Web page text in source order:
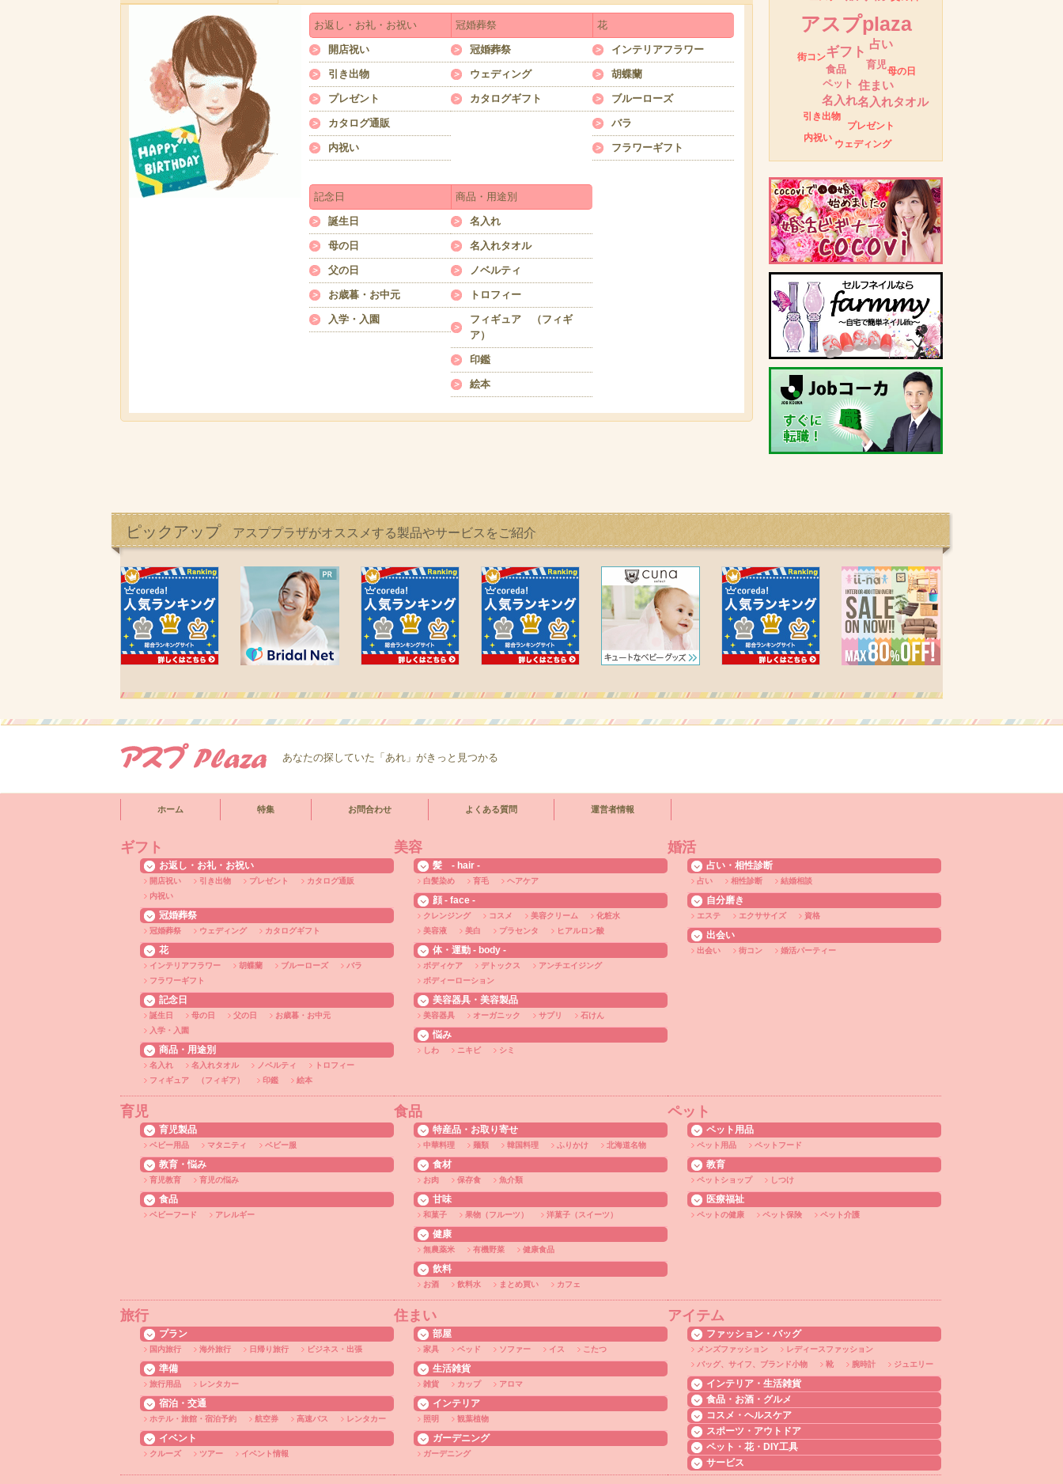
お返し・お礼・お祝い
開店祝い
引き出物
プレゼント
カタログ通販
内祝い
冠婚葬祭
冠婚葬祭
ウェディング
カタログギフト
花
インテリアフラワー
胡蝶蘭
ブルーローズ
バラ
フラワーギフト
記念日
誕生日
母の日
父の日
お歳暮・お中元
入学・入園
商品・用途別
名入れ
名入れタオル
ノベルティ
トロフィー
フィギュア （フィギ
ア）
印鑑
絵本
アスプplaza
ギフト
育児
食品
ペット 住まい
名入れ名入れタオル
占い
引き出物
プレゼント
内祝い
ウェディング
母の日
街コン
ピックアップ アスププラザがオススメする製品やサービスをご紹介
あなたの探していた「あれ」がきっと見つかる
ホーム 特集 お問合わせ よくある質問 運営者情報
ギフト
お返し・お礼・お祝い
開店祝い 引き出物 プレゼント
カタログ通販
内祝い
冠婚葬祭
冠婚葬祭 ウェディング カタログギフト
花
インテリアフラワー 胡蝶蘭 ブルーローズ
バラ
フラワーギフト
記念日
誕生日 母の日 父の日
お歳暮・お中元
入学・入園
商品・用途別
名入れ 名入れタオル ノベルティ
トロフィー
フィギュア （フィギア）
印鑑 絵本
美容
髪 - hair -
白髪染め 育毛 ヘアケア
顔 - face -
クレンジング コスメ 美容クリーム
化粧水
美容液
美白 プラセンタ ヒアルロン酸
体・運動 - body -
ボディケア デトックス
アンチエイジング
ボディーローション
美容器具・美容製品
美容器具 オーガニック サプリ 石けん
悩み
しわ ニキビ シミ
婚活
占い・相性診断
占い 相性診断 結婚相談
自分磨き
エステ エクササイズ 資格
出会い
出会い 街コン 婚活パーティー
育児
育児製品
ベビー用品 マタニティ ベビー服
教育・悩み
育児教育 育児の悩み
食品
ベビーフード アレルギー
食品
特産品・お取り寄せ
中華料理 麺類 韓国料理 ふりかけ 北海道名物
食材
お肉 保存食 魚介類
甘味
和菓子 果物（フルーツ） 洋菓子（スイーツ）
健康
無農薬米 有機野菜 健康食品
飲料
お酒 飲料水 まとめ買い カフェ
ペット
ペット用品
ペット用品 ペットフード
教育
ペットショップ しつけ
医療福祉
ペットの健康 ペット保険 ペット介護
旅行
プラン
国内旅行 海外旅行 日帰り旅行 ビジネス・出張
準備
旅行用品 レンタカー
宿泊・交通
ホテル・旅館・宿泊予約 航空券 高速バス レンタカー
イベント
クルーズ ツアー イベント情報
住まい
部屋
家具 ベッド ソファー イス こたつ
生活雑貨
雑貨 カップ アロマ
インテリア
照明 観葉植物
ガーデニング
ガーデニング
アイテム
ファッション・バッグ
メンズファッション
レディースファッション
バッグ、サイフ、ブランド小物
靴 腕時計 ジュエリー
インテリア・生活雑貨
食品・お酒・グルメ
コスメ・ヘルスケア
スポーツ・アウトドア
ペット・花・DIY工具
サービス